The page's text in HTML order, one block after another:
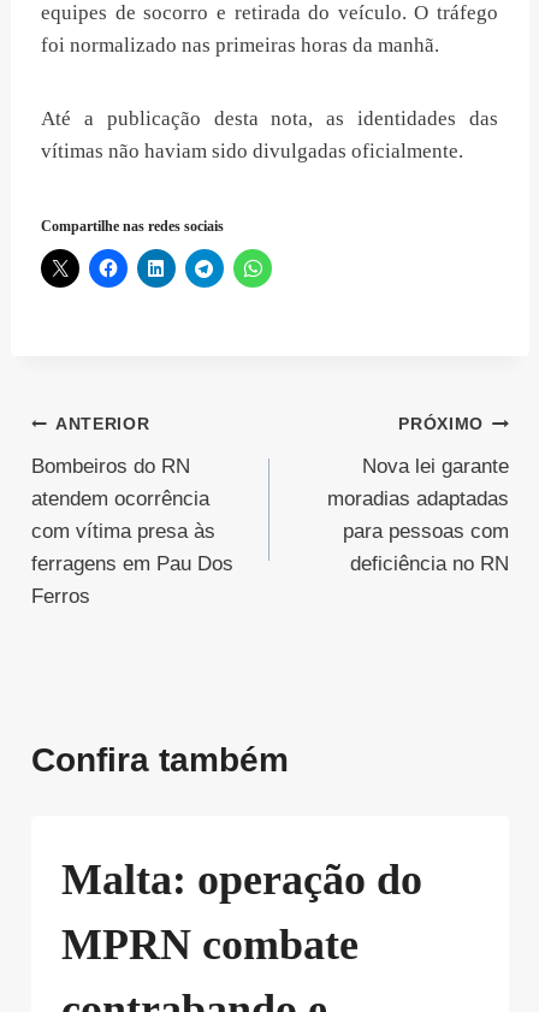
equipes de socorro e retirada do veículo. O tráfego
foi normalizado nas primeiras horas da manhã.
Até a publicação desta nota, as identidades das
vítimas não haviam sido divulgadas oficialmente.
Compartilhe nas redes sociais
Navegação
de
Post
ANTERIOR
Bombeiros do RN
atendem ocorrência
com vítima presa às
ferragens em Pau Dos
Ferros
PRÓXIMO
Nova lei garante
moradias adaptadas
para pessoas com
deficiência no RN
Confira também
Malta: operação do
MPRN combate